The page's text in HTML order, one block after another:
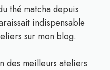
thé matcha depuis
indispensable
sur mon blog.
des meilleurs ateliers